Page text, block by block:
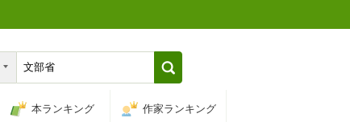
本ランキング 作家ランキング